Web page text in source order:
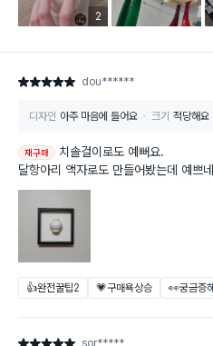
리뷰 이미지 등록 개수
2
별점 5점 dou******
디자인 아주 마음에 들어요 크기 적당해요
재구매
치솔걸이로도 예뻐요.
달항아리 액자로도 만들어봤는데 예쁘
👍완전꿀팁2 💗구매욕상승 👀궁금증
sor*****